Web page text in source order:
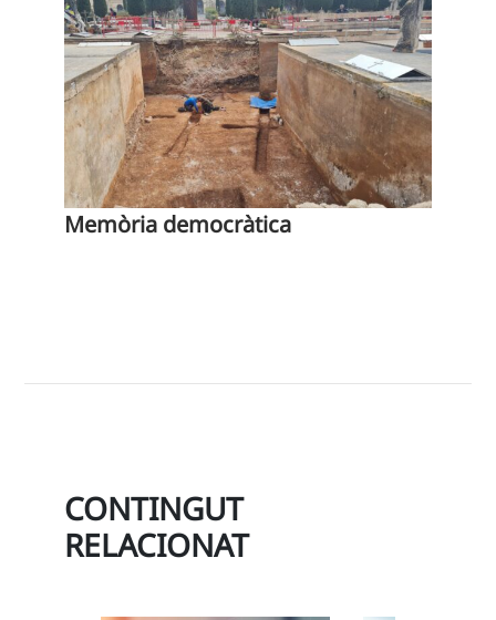
Memòria democràtica
CONTINGUT
RELACIONAT